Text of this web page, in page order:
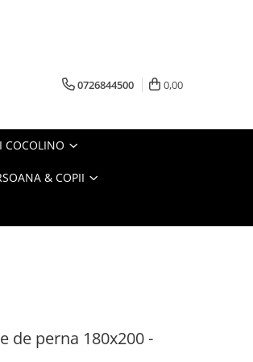
0726844500 0,00
COCOLINO
& COPII
de perna 180x200 -